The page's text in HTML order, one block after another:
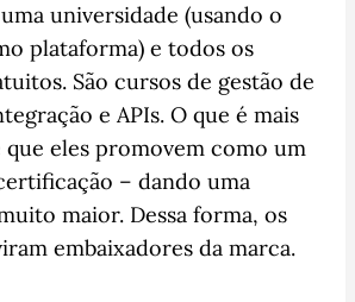
universidade (usando o
plataforma) e todos os
São cursos de gestão de
e APIs. O que é mais
eles promovem como um
– dando uma
maior. Dessa forma, os
embaixadores da marca.